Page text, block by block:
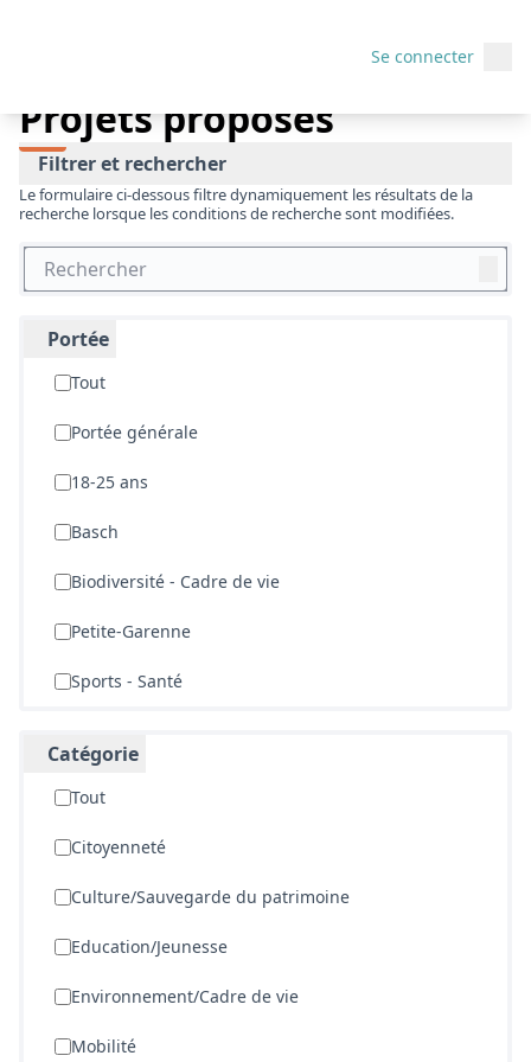
Se connecter
Projets proposés
Filtrer et rechercher
Le formulaire ci-dessous filtre dynamiquement les résultats de la
recherche lorsque les conditions de recherche sont modifiées.
Portée
Tout
Portée générale
18-25 ans
Basch
Biodiversité - Cadre de vie
Petite-Garenne
Sports - Santé
Catégorie
Tout
Citoyenneté
Culture/Sauvegarde du patrimoine
Education/Jeunesse
Environnement/Cadre de vie
Mobilité